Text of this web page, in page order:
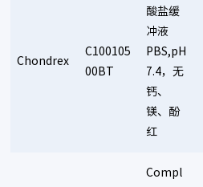
Chondrex
C100105
00BT
酸盐缓
冲液
PBS,pH
7.4，无
钙、
镁、酚
红
Compl